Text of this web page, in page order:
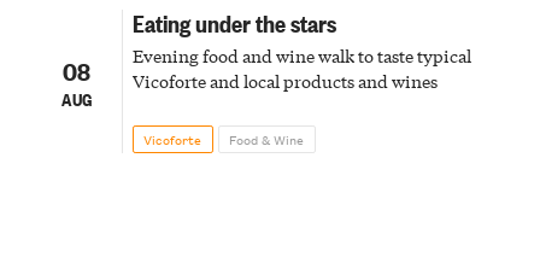
08
AUG
Eating under the stars
Evening food and wine walk to taste typical
Vicoforte and local products and wines
Vicoforte Food & Wine